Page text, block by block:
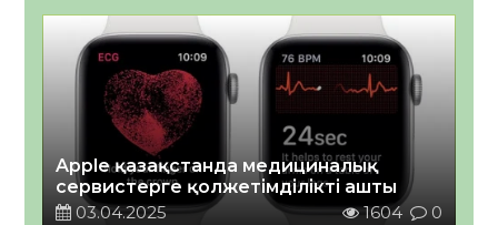
Apple қазақстанда медициналық
сервистерге қолжетімділікті ашты
03.04.2025
1604 0